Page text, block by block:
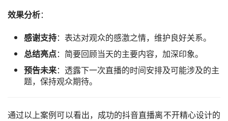
效果分析：
感谢支持：表达对观众的感激之情，维护良好关系。
总结亮点：简要回顾当天的主要内容，加深印象。
预告未来：透露下一次直播的时间安排及可能涉及的主
题，保持观众期待。
通过以上案例可以看出，成功的抖音直播离不开精心设计的